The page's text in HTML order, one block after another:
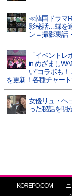
≪韓国ドラマ
影秘話…蝶を
ン＝撮影裏話
「イベント
in めざまし
い”コラボも
を更新！各種チャー
女優リュ・ヘ
った秘話を明
KOREPO.COM